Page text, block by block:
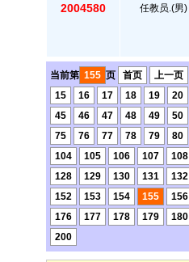
2004580 任教员.(男)
当前第 155 页 首页 上一页
15
16 17 18 19 20
45
46 47 48 49 50
75
76 77 78 79 80
104
105 106 107 108
128
129 130 131 132
152
153 154 155 156
176
177 178 179 180
200